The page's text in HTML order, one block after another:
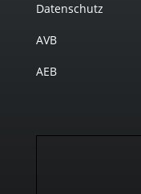
Datenschutz
AVB
AEB